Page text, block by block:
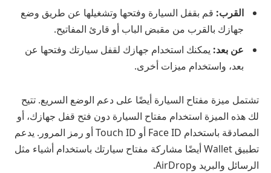
القرب: قم بقفل السيارة وفتحها وتشغيلها عن طريق وضع
جهازك بالقرب من مقبض الباب أو قارئ المفاتيح.
عن بعد: يمكنك استخدام جهازك لقفل سيارتك وفتحها عن
بعد، واستخدام ميزات أخرى.
تشتمل ميزة مفتاح السيارة أيضًا على دعم الوضع السريع. تتيح
لك هذه الميزة استخدام مفتاح السيارة دون فتح قفل جهازك، أو
المصادقة باستخدام Face ID أو Touch ID أو رمز المرور. يدعم
تطبيق Wallet أيضًا مشاركة مفتاح سيارتك باستخدام أشياء مثل
الرسائل والبريد وAirDrop.